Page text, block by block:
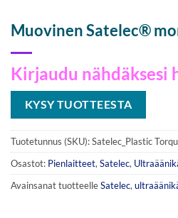
Muovinen Satelec®
Kirjaudu nähdäksesi
KYSY TUOTTEESTA
Tuotetunnus (SKU):Satelec_Plastic
Osastot: Pienlaitteet, Satelec,
Avainsanat tuotteelleSatelec,